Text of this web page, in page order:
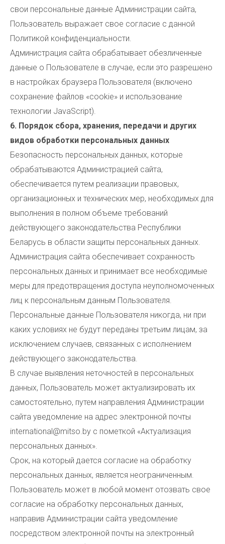
свои персональные данные Администрации сайта,
Пользователь выражает свое согласие с данной
Политикой конфиденциальности.
Администрация сайта обрабатывает обезличенные
данные о Пользователе в случае, если это разрешено
в настройках браузера Пользователя (включено
сохранение файлов «cookie» и использование
технологии JavaScript).
6. Порядок сбора, хранения, передачи и других
видов обработки персональных данных
Безопасность персональных данных, которые
обрабатываются Администрацией сайта,
обеспечивается путем реализации правовых,
организационных и технических мер, необходимых для
выполнения в полном объеме требований
действующего законодательства Республики
Беларусь в области защиты персональных данных.
Администрация сайта обеспечивает сохранность
персональных данных и принимает все необходимые
меры для предотвращения доступа неуполномоченных
лиц к персональным данным Пользователя.
Персональные данные Пользователя никогда, ни при
каких условиях не будут переданы третьим лицам, за
исключением случаев, связанных с исполнением
действующего законодательства.
В случае выявления неточностей в персональных
данных, Пользователь может актуализировать их
самостоятельно, путем направления Администрации
сайта уведомление на адрес электронной почты
international@mitso.by с пометкой «Актуализация
персональных данных».
Срок, на который дается согласие на обработку
персональных данных, является неограниченным.
Пользователь может в любой момент отозвать свое
согласие на обработку персональных данных,
направив Администрации сайта уведомление
посредством электронной почты на электронный